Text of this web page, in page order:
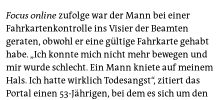
Focus onlinezufolge war der Mann bei einer
Fahrkartenkontrolle ins Visier der Beamten
geraten, obwohl er eine gültige Fahrkarte gehabt
habe. „Ich konnte mich nicht mehr bewegen und
mir wurde schlecht. Ein Mann kniete auf meinem
Hals. Ich hatte wirklich Todesangst“, zitiert das
Portal einen 53-Jährigen, bei dem es sich um den